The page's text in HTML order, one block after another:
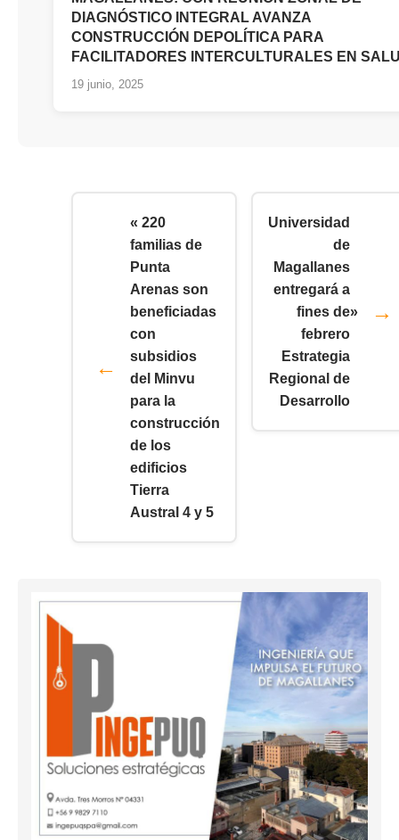
DIAGNÓSTICO INTEGRAL AVANZA
CONSTRUCCIÓN DEPOLÍTICA PARA
FACILITADORES INTERCULTURALES EN
19 junio, 2025
« 220
familias de
Punta
Arenas son
beneficiadas
con
subsidios
del Minvu
para la
construcción
de los
edificios
Tierra
Austral 4 y 5
Universidad
de
Magallanes
entregará a
fines de
febrero
Estrategia
Regional de
Desarrollo
»